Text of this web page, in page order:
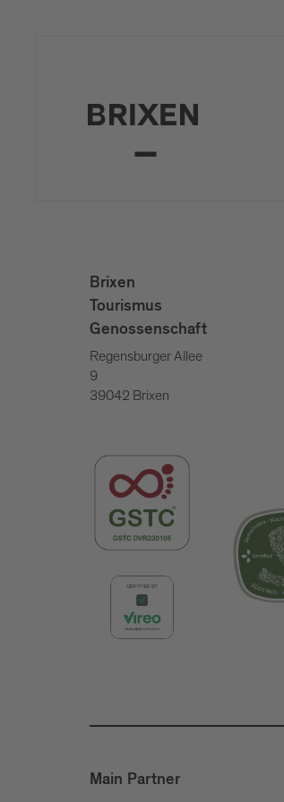
Brixen
Tourismus
Genossenschaft
Regensburger Allee
9
39042 Brixen
Main Partner